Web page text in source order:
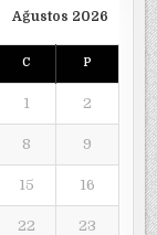
Ağustos 2026
C P
1 2
8 9
15 16
22 23